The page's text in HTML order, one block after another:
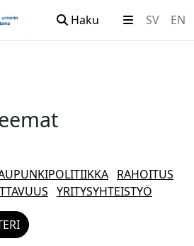
Haku SV EN
RAHOITUS
YRITYSYHTEISTYÖ